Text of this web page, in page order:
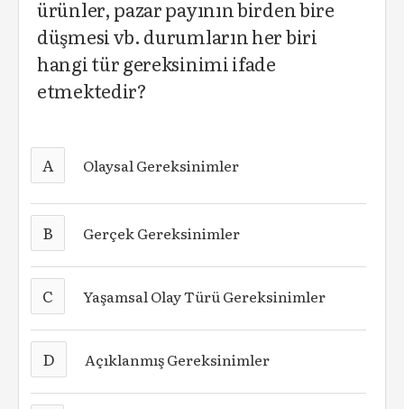
ürünler, pazar payının birden bire
düşmesi vb. durumların her biri
hangi tür gereksinimi ifade
etmektedir?
A Olaysal Gereksinimler
B Gerçek Gereksinimler
C Yaşamsal Olay Türü Gereksinimler
D Açıklanmış Gereksinimler